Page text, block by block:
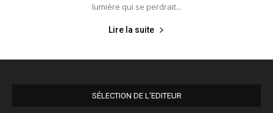
lumière qui se perdrait...
Lire la suite
SÉLECTION DE L'EDITEUR